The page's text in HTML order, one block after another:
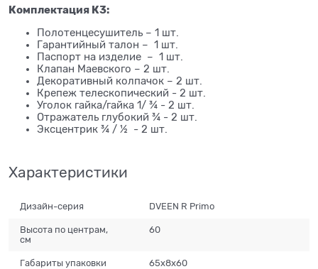
Комплектация К3:
Полотенцесушитель – 1 шт.
Гарантийный талон – 1 шт.
Паспорт на изделие – 1 шт.
Клапан Маевского – 2 шт.
Декоративный колпачок – 2 шт.
Крепеж телескопический - 2 шт.
Уголок гайка/гайка 1/ ¾ - 2 шт.
Отражатель глубокий ¾ - 2 шт.
Эксцентрик ¾ / ½ - 2 шт.
Характеристики
Дизайн-серия DVEEN R Primo
Высота по центрам,
см
60
Габариты упаковки 65х8х60